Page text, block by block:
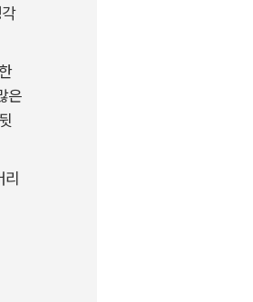
은
리